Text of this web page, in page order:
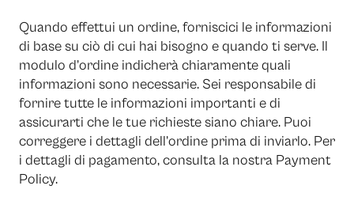
Quando effettui un ordine, forniscici le informazioni
di base su ciò di cui hai bisogno e quando ti serve. Il
modulo d’ordine indicherà chiaramente quali
informazioni sono necessarie. Sei responsabile di
fornire tutte le informazioni importanti e di
assicurarti che le tue richieste siano chiare. Puoi
correggere i dettagli dell’ordine prima di inviarlo. Per
i dettagli di pagamento, consulta la nostra Payment
Policy.